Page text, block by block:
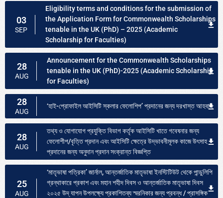
03
SEP
Eligibility terms and conditions for the submission of
the Application Form for Commonwealth Scholarships
tenable in the UK (PhD) – 2025 (Academic
Scholarship for Faculties)
28
AUG
Announcement for the Commonwealth Scholarships
tenable in the UK (PhD)-2025 (Academic Scholarship
for Faculties)
28
AUG
‘হাই-প্রোফাইল আইসিটি স্কলার ফেলোশিপ’ প্রদানের জন্য দরখাস্ত আহবান
28
AUG
তথ্য ও যোগাযোগ প্রযুক্তি বিভাগ কর্তৃক আইসিটি খাতে গবেষনার জন্য
ফেলোশীপ/বৃত্তি প্রদান এবং আইসিটি ক্ষেত্রে উদ্ভাবনীমূলক কাজে উৎসাহ
প্রদানের জন্য অনুদান প্রদান সংক্রান্ত বিজ্ঞপ্তি
25
AUG
‘মাতৃভাষা পত্রিকা’ জার্নাল, আন্তর্জাতিক মাতৃভাষা ইনস্টিটিউট থেকে পান্ডুলিপি
গ্রন্থাকারে প্রকাশ এবং মহান শহীদ দিবস ও আন্তর্জাতিক মাতৃভাষা দিবস
২০২৫ উদ্ যাপন উপলক্ষ্যে প্রকাশিতব্য স্মরনিকার জন্য প্রবন্ধ / প্রাসঙ্গিক